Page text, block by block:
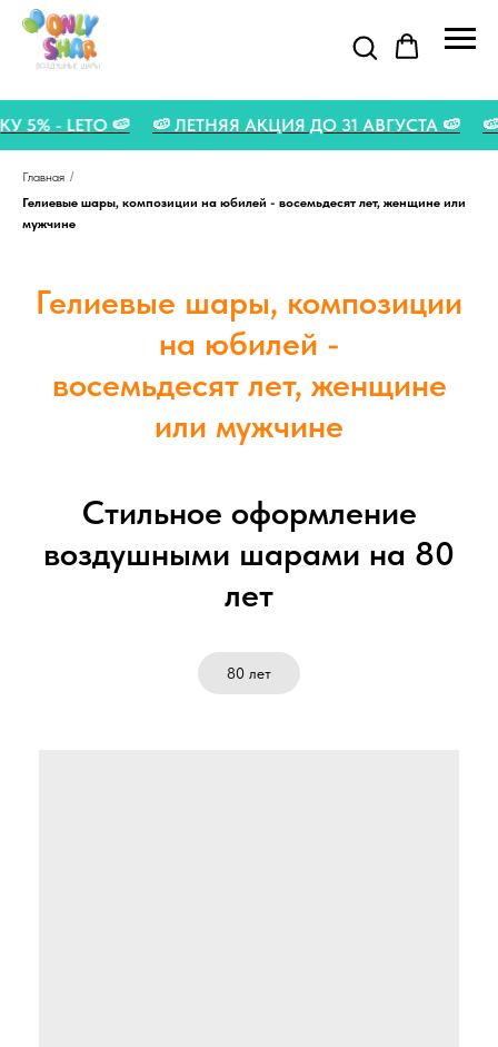
5% - LETO 🍉 🍉 ЛЕТНЯЯ АКЦИЯ ДО 31 АВГУСТА 🍉
Главная /
Гелиевые шары, композиции на юбилей - восемьдесят лет, женщине или
мужчине
Гелиевые шары, композиции
на юбилей -
восемьдесят лет, женщине
или мужчине
Стильное оформление
воздушными шарами на 80
лет
80 лет